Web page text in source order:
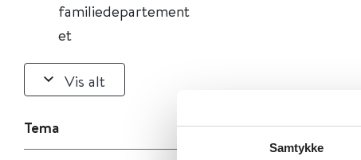
Samtykke
familiedepartement
et
Vis alt
Tema